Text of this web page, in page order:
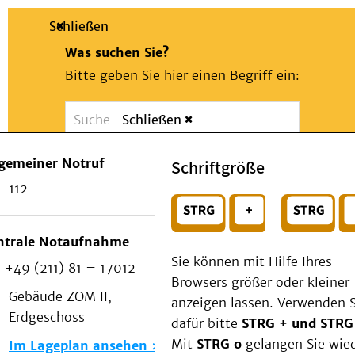
Suche
Schließen
Was suchen Sie?
Bitte geben Sie hier einen Begriff ein:
Suchen
Wählen Sie ein Thema für Ihren
Notfall
Schließen
Notruf
112
Notaufnahme
+49 (211) 81 – 17012
Gebäude ZOM II,
Erdgeschoss
Im Lageplan ansehen
Schriftgröße
Sie können mit Hilfe Ihres
Browsers größer oder kleiner
anzeigen lassen. Verwenden
dafür bitte STRG + und
Mit STRG o gelangen Sie
Patienten & Besucher
Als Patient am UKD
Beratung und Unterstützung
Veranstaltungen
Kommunikation im Medizinwesen (KIM)
Notfall
Forschung & Lehre
Medizinische Fakultät